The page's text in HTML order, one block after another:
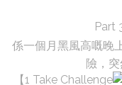
Part
係一個月黑風高嘅晚
險，
【1 Take Challenge